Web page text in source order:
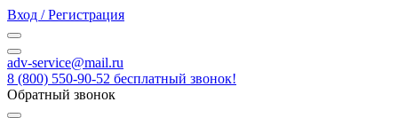
Вход / Регистрация
adv-service@mail.ru
8 (800) 550-90-52 бесплатный звонок!
Обратный звонок